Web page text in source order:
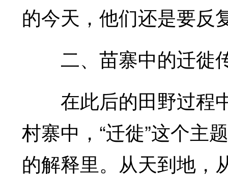
的今天，他们还是要反
二、苗寨中的迁徙
在此后的田野过程
村寨中，“迁徙”这个主
的解释里。从天到地，